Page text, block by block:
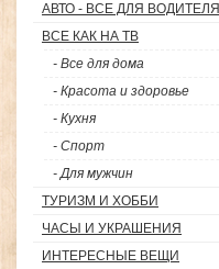
АВТО - ВСЕ ДЛЯ ВОДИТЕЛЯ
ВСЕ КАК НА ТВ
- Все для дома
- Красота и здоровье
- Кухня
- Спорт
- Для мужчин
ТУРИЗМ И ХОББИ
ЧАСЫ И УКРАШЕНИЯ
ИНТЕРЕСНЫЕ ВЕЩИ